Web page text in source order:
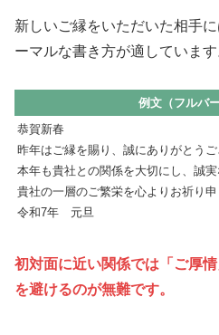
新しいご縁をいただいた相手
ーマルな書き方が適しています
例文（フルバ
恭賀新春
昨年はご縁を賜り、誠にありがとうご
本年も貴社との関係を大切にし、誠実
貴社の一層のご繁栄を心よりお祈り申
令和7年 元旦
初対面に近い関係では「ご厚
を避けるのが無難です。